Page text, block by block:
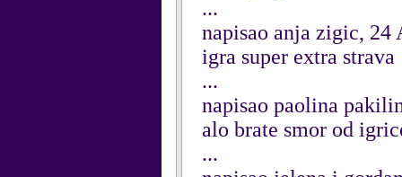
...
napisao anja zigic, 24
igra super extra strava
...
napisao paolina
alo brate smor od
...